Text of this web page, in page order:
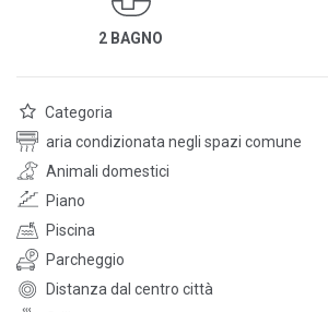
2 BAGNO
Categoria
aria condizionata negli spazi comune
Animali domestici
Piano
Piscina
Parcheggio
Distanza dal centro città